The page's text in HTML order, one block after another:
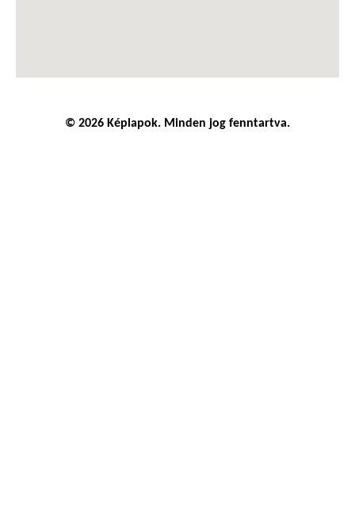
© 2026 Képlapok. Minden jog fenntartva.